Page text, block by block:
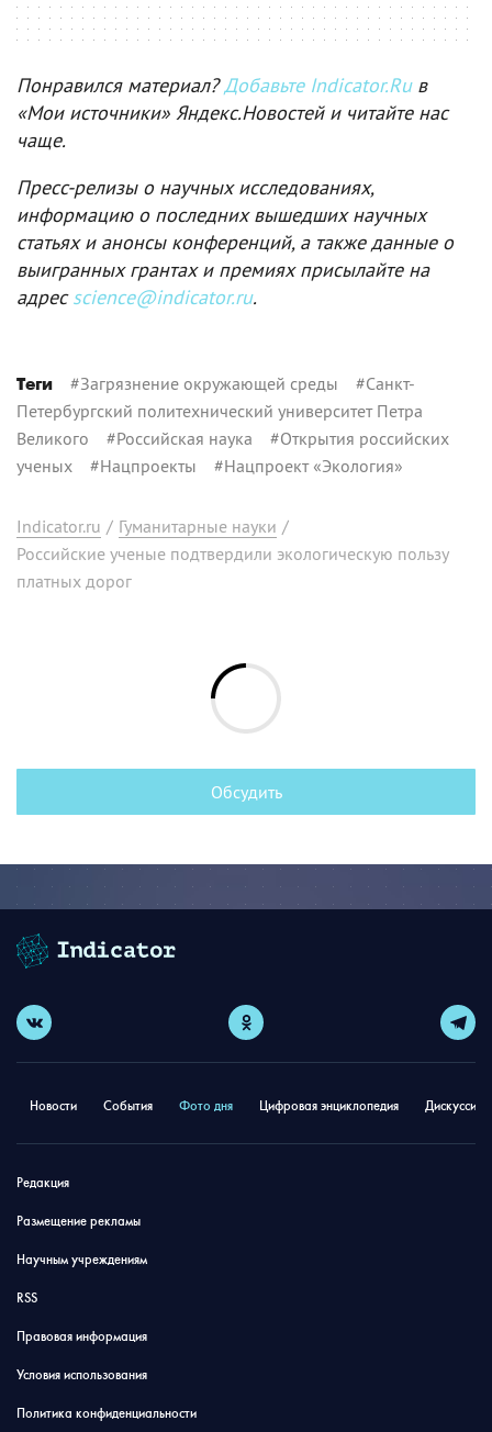
Понравился материал?Добавьте Indicator.Ruв
«Мои источники» Яндекс.Новостей и читайте нас
чаще.
Пресс-релизы о научных исследованиях,
информацию о последних вышедших научных
статьях и анонсы конференций, а также данные о
выигранных грантах и премиях присылайте на
адресscience@indicator.ru.
Теги #Загрязнение окружающей среды #Санкт-
Петербургский политехнический университет Петра
Великого #Российская наука #Открытия российских
ученых #Нацпроекты #Нацпроект «Экология»
Indicator.ru / Гуманитарные науки /
Российские ученые подтвердили экологическую пользу
платных дорог
Обсудить
Новости События Фото дня Цифровая энциклопедия
Редакция
Размещение рекламы
Научным учреждениям
RSS
Правовая информация
Условия использования
Политика конфиденциальности